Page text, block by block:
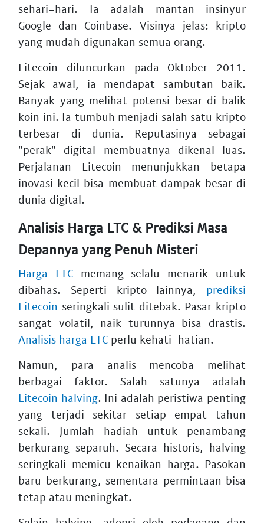
sehari-hari. Ia adalah mantan insinyur
Google dan Coinbase. Visinya jelas: kripto
yang mudah digunakan semua orang.
Litecoin diluncurkan pada Oktober 2011.
Sejak awal, ia mendapat sambutan baik.
Banyak yang melihat potensi besar di balik
koin ini. Ia tumbuh menjadi salah satu kripto
terbesar di dunia. Reputasinya sebagai
"perak" digital membuatnya dikenal luas.
Perjalanan Litecoin menunjukkan betapa
inovasi kecil bisa membuat dampak besar di
dunia digital.
Analisis Harga LTC & Prediksi Masa
Depannya yang Penuh Misteri
Harga LTCmemang selalu menarik untuk
dibahas. Seperti kripto lainnya, prediksi
Litecoin seringkali sulit ditebak. Pasar kripto
sangat volatil, naik turunnya bisa drastis.
Analisis harga LTC perlu kehati-hatian.
Namun, para analis mencoba melihat
berbagai faktor. Salah satunya adalah
Litecoin halving. Ini adalah peristiwa penting
yang terjadi sekitar setiap empat tahun
sekali. Jumlah hadiah untuk penambang
berkurang separuh. Secara historis, halving
seringkali memicu kenaikan harga. Pasokan
baru berkurang, sementara permintaan bisa
tetap atau meningkat.